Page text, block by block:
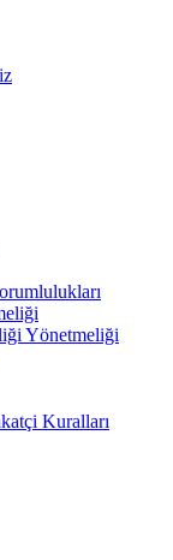
Yönetmeliği
Kuralları